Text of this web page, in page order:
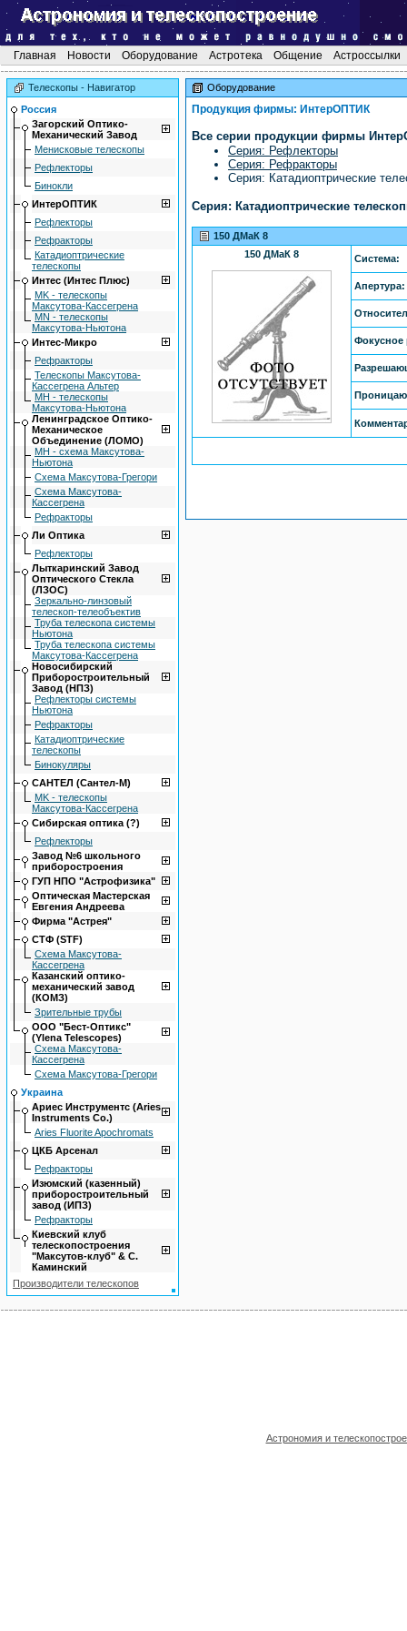
Главная Новости Оборудование Астротека Общение Астроссылки
Телескопы - Навигатор
Россия
Загоpский Оптико-
Механический Завод
Mенисковые телескопы
Рефлекторы
Бинокли
ИнтерОПТИК
Рефлекторы
Рефракторы
Катадиоптрические
телескопы
Интес (Интес Плюс)
MK - телескопы
Максутова-Кассегрена
MN - телескопы
Максутова-Ньютона
Интес-Микро
Рефракторы
Телескопы Максутова-
Кассегрена Альтер
МН - телескопы
Максутова-Ньютона
Ленингpадское Оптико-
Механическое
Объединение (ЛОМО)
МН - схема Максутова-
Ньютона
Схема Максутова-Грегори
Схема Максутова-
Кассегрена
Рефракторы
Ли Оптика
Рефлекторы
Лыткаpинский Завод
Оптического Стекла
(ЛЗОС)
Зеркально-линзовый
телескоп-телеобъектив
Труба телескопа системы
Ньютона
Труба телескопа системы
Максутова-Кассегрена
Hовосибиpский
Пpибоpостpоительный
Завод (НПЗ)
Рефлекторы системы
Ньютона
Рефракторы
Катадиоптрические
телескопы
Бинокуляры
САНТЕЛ (Сантел-М)
MK - телескопы
Максутова-Кассегрена
Сибирская оптика (?)
Рефлекторы
Завод №6 школьного
приборостроения
ГУП НПО "Астрофизика"
Оптическая Мастерская
Евгения Андреева
Фирма "Астрея"
СТФ (STF)
Схема Максутова-
Кассегрена
Казанский оптико-
механический завод
(КОМЗ)
Зрительные трубы
ООО "Бест-Оптикс"
(Ylena Telescopes)
Схема Максутова-
Кассегрена
Схема Максутова-Грегори
Украина
Ариес Инструментс (Aries
Instruments Co.)
Aries Fluorite Apochromats
ЦКБ Арсенал
Рефракторы
Изюмский (казенный)
приборостроительный
завод (ИПЗ)
Рефракторы
Киевский клуб
телескопостроения
"Максутов-клуб" & С.
Каминский
Производители телескопов
Оборудование
Продукция фирмы: ИнтерОПТИК
Все серии продукции фирмы
Серия: Рефлекторы
Серия: Рефракторы
Серия: Катадиоптрические
Серия: Катадиоптрические
150 ДМаК 8
150 ДМаК 8
Система:
Апертура:
Фокусное
Астрономия и